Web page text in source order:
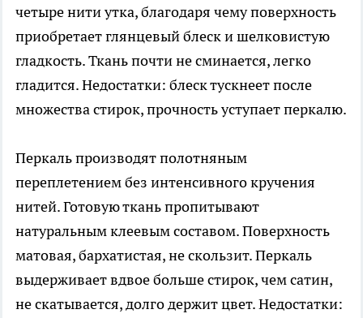
четыре нити утка, благодаря чему поверхность
приобретает глянцевый блеск и шелковистую
гладкость. Ткань почти не сминается, легко
гладится. Недостатки: блеск тускнеет после
множества стирок, прочность уступает перкалю.
Перкаль производят полотняным
переплетением без интенсивного кручения
нитей. Готовую ткань пропитывают
натуральным клеевым составом. Поверхность
матовая, бархатистая, не скользит. Перкаль
выдерживает вдвое больше стирок, чем сатин,
не скатывается, долго держит цвет. Недостатки: